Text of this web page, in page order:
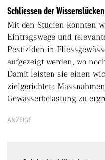
Schliessen der Wissenslücken
Mit den Studien konnten
Eintragswege und
Pestiziden in
aufgezeigt werden, wo
Damit leisten sie einen
zielgerichtete
Gewässerbelastung zu
ANZEIGE